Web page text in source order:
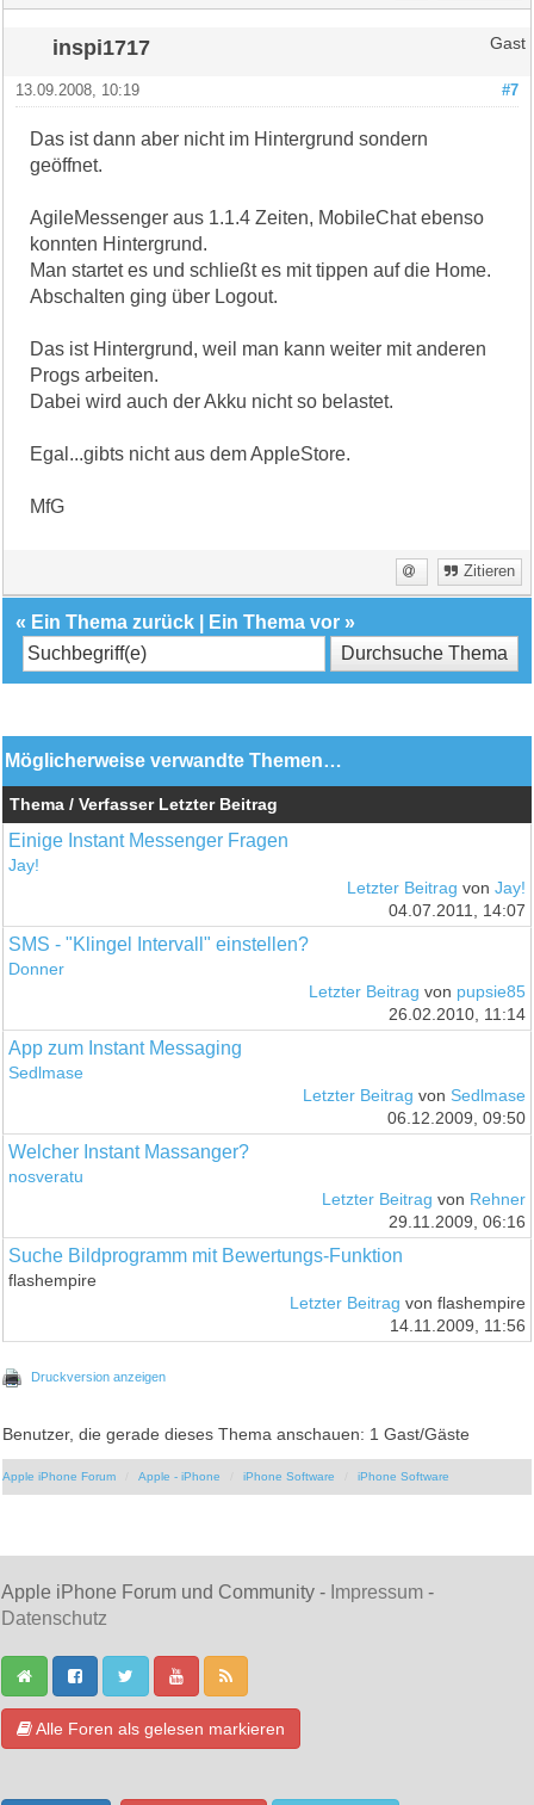
inspi1717 Gast
#7
13.09.2008, 10:19
Das ist dann aber nicht im Hintergrund sondern
geöffnet.
AgileMessenger aus 1.1.4 Zeiten, MobileChat ebenso
konnten Hintergrund.
Man startet es und schließt es mit tippen auf die Home.
Abschalten ging über Logout.
Das ist Hintergrund, weil man kann weiter mit anderen
Progs arbeiten.
Dabei wird auch der Akku nicht so belastet.
Egal...gibts nicht aus dem AppleStore.
MfG
Zitieren
« Ein Thema zurück Ein Thema vor »
Möglicherweise verwandte Themen…
Thema / Verfasser Letzter Beitrag
Einige Instant Messenger Fragen
Jay!
Letzter Beitrag von Jay!
04.07.2011, 14:07
SMS - "Klingel Intervall" einstellen?
Donner
Letzter Beitrag von pupsie85
26.02.2010, 11:14
App zum Instant Messaging
Sedlmase
Letzter Beitrag von Sedlmase
06.12.2009, 09:50
Welcher Instant Massanger?
nosveratu
Letzter Beitrag von Rehner
29.11.2009, 06:16
Suche Bildprogramm mit Bewertungs-Funktion
flashempire
Letzter Beitrag von flashempire
14.11.2009, 11:56
Druckversion anzeigen
Benutzer, die gerade dieses Thema anschauen: 1 Gast/Gäste
Apple iPhone Forum Apple - iPhone iPhone Software iPhone Software
Apple iPhone Forum und Community - Impressum -
Datenschutz
Alle Foren als gelesen markieren